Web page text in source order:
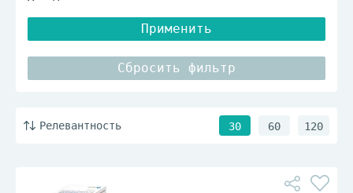
Применить
Сбросить фильтр
Релевантность 30 60 120